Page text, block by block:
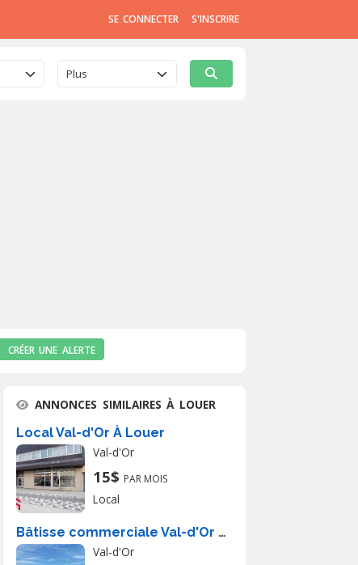
SE CONNECTER S'INSCRIRE
Plus
CRÉER UNE ALERTE
ANNONCES SIMILAIRES À LOUER
Local Val-d'Or À Louer
Val-d'Or
15$ PAR MOIS
Local
Bâtisse commerciale Val-d'Or À Louer
Val-d'Or